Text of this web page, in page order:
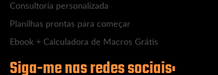
Consultoria personalizada
Planilhas prontas para começar
Ebook + Calculadora de Macros Grátis
Siga-me nas redes sociais: